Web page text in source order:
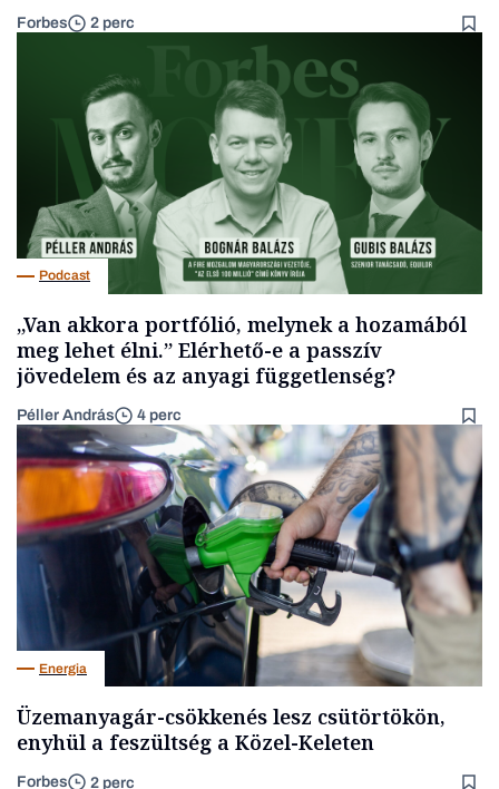
Forbes 2 perc
Podcast
„Van akkora portfólió, melynek a hozamából
meg lehet élni.” Elérhető-e a passzív
jövedelem és az anyagi függetlenség?
Péller András 4 perc
Energia
Üzemanyagár-csökkenés lesz csütörtökön,
enyhül a feszültség a Közel-Keleten
Forbes 2 perc